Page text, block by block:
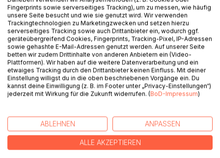
Orchesters wider und damit die Vielfalt an Einflüssen, die
schon immer in Kulturbetrieben zu finden sind, denn Musik
kennt keine Landesgrenzen, und wer exzellent spielt darf
kommen von wo er will. Die Qualität geht immer vor der
Nationalität, und die Verständigung kommt von ganz alleine.
Es darf nach Herzenslust nachgekocht werden,
selbstverständlich mit der dazu passenden klassischen
Musik, und diese möglichst aus dem reichhaltigen
Aufnahmenfundus der Staatsphilharmonie. So wünscht es
sich immer und beflügeln sich gegenseitig.
AUTOR/IN
Fingerprints sowie serverseitiges Tracking), um zu messen, wie häufig
unsere Seite besucht und wie sie genutzt wird. Wir verwenden
Trackingtechnologien zu Marketingzwecken und setzen hierzu
serverseitiges Tracking sowie auch Drittanbieter ein, wodurch ggf.
geräteübergreifend Cookies, Fingerprints, Tracking-Pixel, IP-Adressen
sowie gehashte E-Mail-Adressen genutzt werden. Auf unserer Seite
betten wir zudem Drittinhalte von anderen Anbietern ein (Video-
Plattformen). Wir haben auf die weitere Datenverarbeitung und ein
etwaiges Tracking durch den Drittanbieter keinen Einfluss. Mit deiner
Einstellung willigst du in die oben beschriebenen Vorgänge ein. Du
kannst deine Einwilligung (z. B. im Footer unter „Privacy-Einstellungen“)
jederzeit mit Wirkung für die Zukunft widerrufen. (BoD-Impressum)
ABLEHNEN ANPASSEN
ALLE AKZEPTIEREN